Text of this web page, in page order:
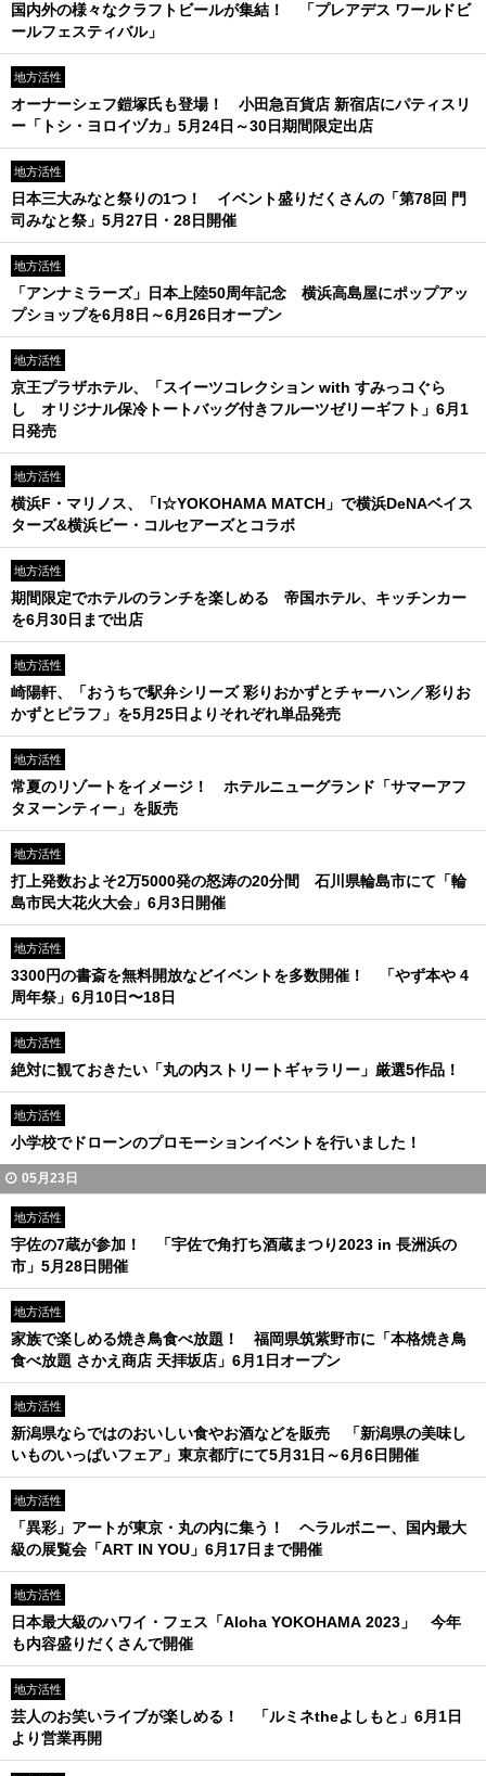
国内外の様々なクラフトビールが集結！ 「プレアデス ワールドビ
ールフェスティバル」
地方活性
オーナーシェフ鎧塚氏も登場！ 小田急百貨店 新宿店にパティスリ
ー「トシ・ヨロイヅカ」5月24日～30日期間限定出店
地方活性
日本三大みなと祭りの1つ！ イベント盛りだくさんの「第78回 門
司みなと祭」5月27日・28日開催
地方活性
「アンナミラーズ」日本上陸50周年記念 横浜高島屋にポップアッ
プショップを6月8日～6月26日オープン
地方活性
京王プラザホテル、「スイーツコレクション with すみっコぐら
し オリジナル保冷トートバッグ付きフルーツゼリーギフト」6月1
日発売
地方活性
横浜F・マリノス、「I☆YOKOHAMA MATCH」で横浜DeNAベイス
ターズ&横浜ビー・コルセアーズとコラボ
地方活性
期間限定でホテルのランチを楽しめる 帝国ホテル、キッチンカー
を6月30日まで出店
地方活性
崎陽軒、「おうちで駅弁シリーズ 彩りおかずとチャーハン／彩りお
かずとピラフ」を5月25日よりそれぞれ単品発売
地方活性
常夏のリゾートをイメージ！ ホテルニューグランド「サマーアフ
タヌーンティー」を販売
地方活性
打上発数およそ2万5000発の怒涛の20分間 石川県輪島市にて「輪
島市民大花火大会」6月3日開催
地方活性
3300円の書斎を無料開放などイベントを多数開催！ 「やず本や 4
周年祭」6月10日〜18日
地方活性
絶対に観ておきたい「丸の内ストリートギャラリー」厳選5作品！
地方活性
小学校でドローンのプロモーションイベントを行いました！
05月23日
地方活性
宇佐の7蔵が参加！ 「宇佐で角打ち酒蔵まつり2023 in 長洲浜の
市」5月28日開催
地方活性
家族で楽しめる焼き鳥食べ放題！ 福岡県筑紫野市に「本格焼き鳥
食べ放題 さかえ商店 天拝坂店」6月1日オープン
地方活性
新潟県ならではのおいしい⾷やお酒などを販売 「新潟県の美味し
いものいっぱいフェア」東京都庁にて5月31日～6月6日開催
地方活性
「異彩」アートが東京・丸の内に集う！ ヘラルボニー、国内最大
級の展覧会「ART IN YOU」6月17日まで開催
地方活性
日本最大級のハワイ・フェス「Aloha YOKOHAMA 2023」 今年
も内容盛りだくさんで開催
地方活性
芸人のお笑いライブが楽しめる！ 「ルミネtheよしもと」6月1日
より営業再開